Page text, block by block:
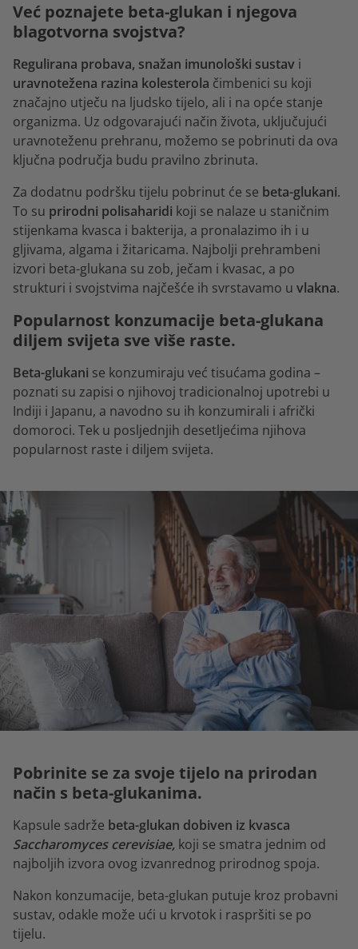
Već poznajete beta-glukan i njegova
blagotvorna svojstva?
Regulirana probava, snažan imunološki sustav i
uravnotežena razina kolesterola čimbenici su koji
značajno utječu na ljudsko tijelo, ali i na opće stanje
organizma. Uz odgovarajući način života, uključujući
uravnoteženu prehranu, možemo se pobrinuti da ova
ključna područja budu pravilno zbrinuta.
Za dodatnu podršku tijelu pobrinut će se beta-glukani.
To su prirodni polisaharidi koji se nalaze u staničnim
stijenkama kvasca i bakterija, a pronalazimo ih i u
gljivama, algama i žitaricama. Najbolji prehrambeni
izvori beta-glukana su zob, ječam i kvasac, a po
strukturi i svojstvima najčešće ih svrstavamo u vlakna.
Popularnost konzumacije beta-glukana
diljem svijeta sve više raste.
Beta-glukani se konzumiraju već tisućama godina –
poznati su zapisi o njihovoj tradicionalnoj upotrebi u
Indiji i Japanu, a navodno su ih konzumirali i afrički
domoroci. Tek u posljednjih desetljećima njihova
popularnost raste i diljem svijeta.
Pobrinite se za svoje tijelo na prirodan
način s beta-glukanima.
Kapsule sadrže beta-glukan dobiven iz kvasca
Saccharomyces cerevisiae, koji se smatra jednim od
najboljih izvora ovog izvanrednog prirodnog spoja.
Nakon konzumacije, beta-glukan putuje kroz probavni
sustav, odakle može ući u krvotok i raspršiti se po
tijelu.